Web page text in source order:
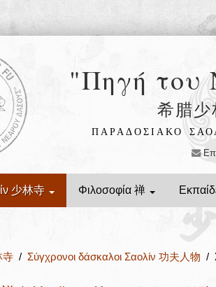
"Πηγή του
希腊
ΠΑΡΑΔΟΣΙΑΚΟ
少林寺 Φιλοσοφία 禅
寺 / Σύγχρονοι δάσκαλοι Σαολίν 功夫人物 /